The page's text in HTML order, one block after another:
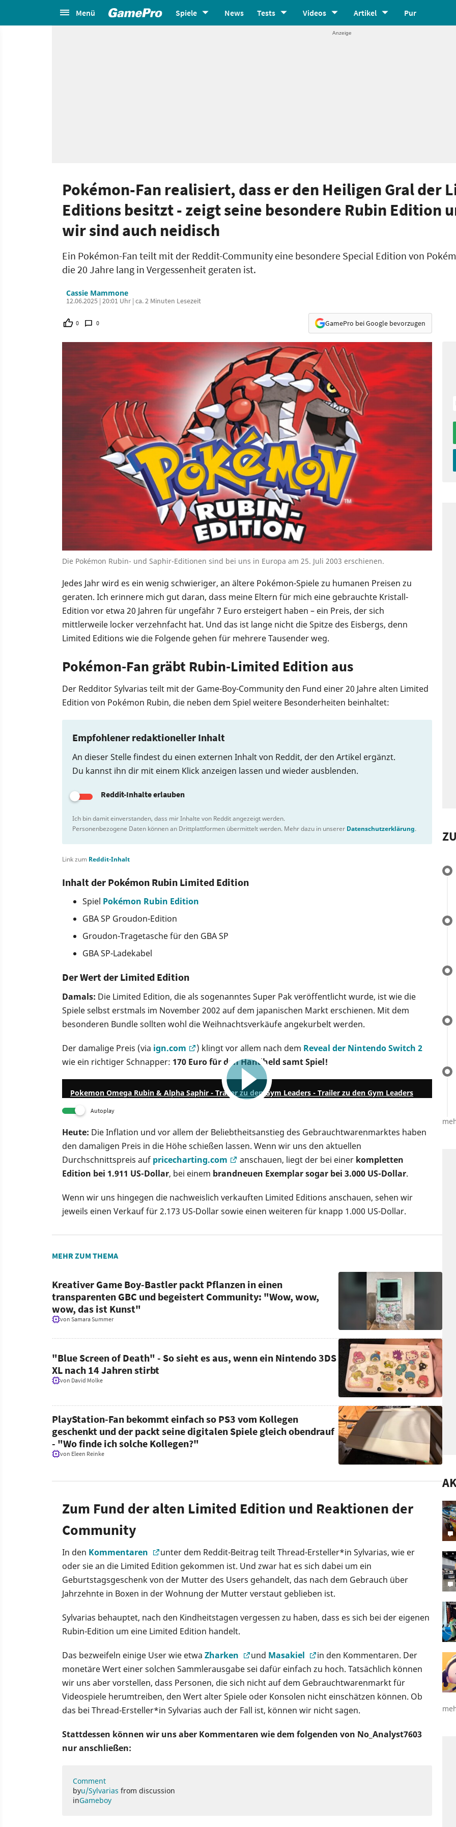
Menü Spiele News Tests Videos Artikel Pur
Pokémon-Fan realisiert, dass er den Heiligen Gral der
Editions besitzt - zeigt seine besondere Rubin Edition
wir sind auch neidisch
Ein Pokémon-Fan teilt mit der Reddit-Community eine besondere Special Edition von
die 20 Jahre lang in Vergessenheit geraten ist.
Cassie Mammone
12.06.2025 | 20:01 Uhr | ca. 2 Minuten Lesezeit
0 0 GamePro bei Google bevorzugen
Die Pokémon Rubin- und Saphir-Editionen sind bei uns in Europa am 25. Juli 2003 erschienen.
Jedes Jahr wird es ein wenig schwieriger, an ältere Pokémon-Spiele zu humanen Preisen zu
geraten. Ich erinnere mich gut daran, dass meine Eltern für mich eine gebrauchte Kristall-
Edition vor etwa 20 Jahren für ungefähr 7 Euro ersteigert haben – ein Preis, der sich
mittlerweile locker verzehnfacht hat. Und das ist lange nicht die Spitze des Eisbergs, denn
Limited Editions wie die Folgende gehen für mehrere Tausender weg.
Pokémon-Fan gräbt Rubin-Limited Edition aus
Der Redditor Sylvarias teilt mit der Game-Boy-Community den Fund einer 20 Jahre alten Limited
Edition von Pokémon Rubin, die neben dem Spiel weitere Besonderheiten beinhaltet:
Empfohlener redaktioneller Inhalt
An dieser Stelle findest du einen externen Inhalt von Reddit, der den Artikel ergänzt.
Du kannst ihn dir mit einem Klick anzeigen lassen und wieder ausblenden.
Reddit-Inhalte erlauben
Ich bin damit einverstanden, dass mir Inhalte von Reddit angezeigt werden.
Personenbezogene Daten können an Drittplattformen übermittelt werden. Mehr dazu in unserer Datenschutzerklärung.
Link zum Reddit-Inhalt
Inhalt der Pokémon Rubin Limited Edition
Spiel Pokémon Rubin Edition
GBA SP Groudon-Edition
Groudon-Tragetasche für den GBA SP
GBA SP-Ladekabel
Der Wert der Limited Edition
Damals: Die Limited Edition, die als sogenanntes Super Pak veröffentlicht wurde, ist wie die
Spiele selbst erstmals im November 2002 auf dem japanischen Markt erschienen. Mit dem
besonderen Bundle sollten wohl die Weihnachtsverkäufe angekurbelt werden.
Der damalige Preis (via ign.com ) klingt vor allem nach dem Reveal der Nintendo Switch 2
wie ein richtiger Schnapper: 170 Euro für den Handheld samt Spiel!
Pokemon Omega Rubin & Alpha Saphir - Trailer zu den Gym Leaders - Trailer zu den Gym Leaders
Autoplay
Heute: Die Inflation und vor allem der Beliebtheitsanstieg des Gebrauchtwarenmarktes haben
den damaligen Preis in die Höhe schießen lassen. Wenn wir uns den aktuellen
Durchschnittspreis auf pricecharting.com anschauen, liegt der bei einer kompletten
Edition bei 1.911 US-Dollar, bei einem brandneuen Exemplar sogar bei 3.000 US-Dollar.
Wenn wir uns hingegen die nachweislich verkauften Limited Editions anschauen, sehen wir
jeweils einen Verkauf für 2.173 US-Dollar sowie einen weiteren für knapp 1.000 US-Dollar.
MEHR ZUM THEMA
Kreativer Game Boy-Bastler packt Pflanzen in einen
transparenten GBC und begeistert Community: "Wow, wow,
wow, das ist Kunst"
von Samara Summer
"Blue Screen of Death" - So sieht es aus, wenn ein Nintendo 3DS
XL nach 14 Jahren stirbt
von David Molke
PlayStation-Fan bekommt einfach so PS3 vom Kollegen
geschenkt und der packt seine digitalen Spiele gleich obendrauf
- "Wo finde ich solche Kollegen?"
von Eleen Reinke
Zum Fund der alten Limited Edition und Reaktionen der
Community
In den Kommentaren
unter dem Reddit-Beitrag teilt Thread-Ersteller*in Sylvarias, wie er
oder sie an die Limited Edition gekommen ist. Und zwar hat es sich dabei um ein
Geburtstagsgeschenk von der Mutter des Users gehandelt, das nach dem Gebrauch über
Jahrzehnte in Boxen in der Wohnung der Mutter verstaut geblieben ist.
Sylvarias behauptet, nach den Kindheitstagen vergessen zu haben, dass es sich bei der eigenen
Rubin-Edition um eine Limited Edition handelt.
Das bezweifeln einige User wie etwa Zharken und Masakiel
in den Kommentaren. Der
monetäre Wert einer solchen Sammlerausgabe sei dafür einfach zu hoch. Tatsächlich können
wir uns aber vorstellen, dass Personen, die sich nicht auf dem Gebrauchtwarenmarkt für
Videospiele herumtreiben, den Wert alter Spiele oder Konsolen nicht einschätzen können. Ob
das bei Thread-Ersteller*in Sylvarias auch der Fall ist, können wir nicht sagen.
Stattdessen können wir uns aber Kommentaren wie dem folgenden von No_Analyst7603
nur anschließen:
Comment
byu/Sylvarias from discussion
inGameboy